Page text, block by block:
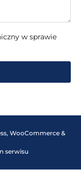
w sprawie
WooCommerce &
serwisu